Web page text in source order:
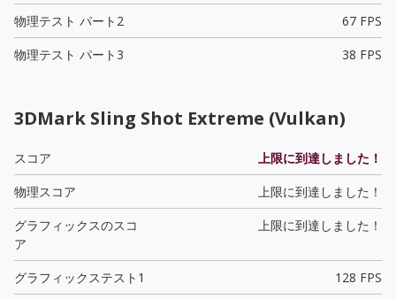
物理テスト パート2
67 FPS
物理テスト パート3
38 FPS
3DMark Sling Shot Extreme (Vulkan)
スコア
上限に到達しました！
物理スコア
上限に到達しました！
グラフィックスのスコ
ア
上限に到達しました！
グラフィックステスト1
128 FPS